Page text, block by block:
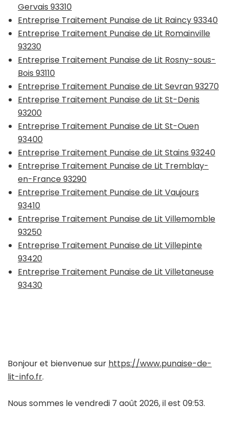
Gervais 93310
Entreprise Traitement Punaise de Lit Raincy 93340
Entreprise Traitement Punaise de Lit Romainville
93230
Entreprise Traitement Punaise de Lit Rosny-sous-
Bois 93110
Entreprise Traitement Punaise de Lit Sevran 93270
Entreprise Traitement Punaise de Lit St-Denis
93200
Entreprise Traitement Punaise de Lit St-Ouen
93400
Entreprise Traitement Punaise de Lit Stains 93240
Entreprise Traitement Punaise de Lit Tremblay-
en-France 93290
Entreprise Traitement Punaise de Lit Vaujours
93410
Entreprise Traitement Punaise de Lit Villemomble
93250
Entreprise Traitement Punaise de Lit Villepinte
93420
Entreprise Traitement Punaise de Lit Villetaneuse
93430
Bonjour et bienvenue sur https://www.punaise-de-
lit-info.fr.
Nous sommes le vendredi 7 août 2026, il est 09:53.